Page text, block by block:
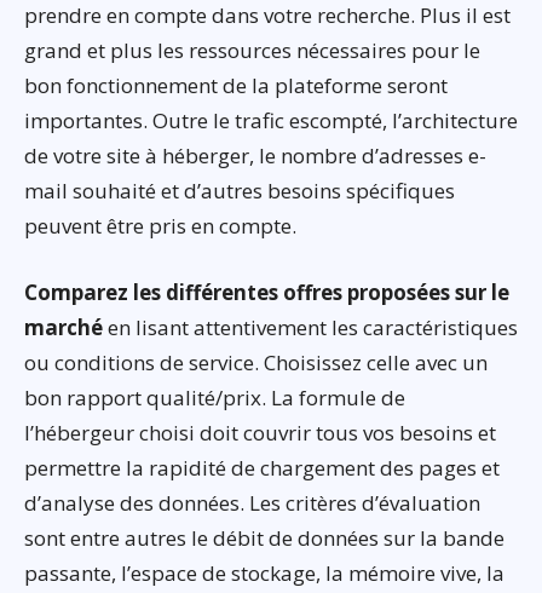
prendre en compte dans votre recherche. Plus il est
grand et plus les ressources nécessaires pour le
bon fonctionnement de la plateforme seront
importantes. Outre le trafic escompté, l’architecture
de votre site à héberger, le nombre d’adresses e-
mail souhaité et d’autres besoins spécifiques
peuvent être pris en compte.
Comparez les différentes offres proposées sur le
marchéen lisant attentivement les caractéristiques
ou conditions de service. Choisissez celle avec un
bon rapport qualité/prix. La formule de
l’hébergeur choisi doit couvrir tous vos besoins et
permettre la rapidité de chargement des pages et
d’analyse des données. Les critères d’évaluation
sont entre autres le débit de données sur la bande
passante, l’espace de stockage, la mémoire vive, la